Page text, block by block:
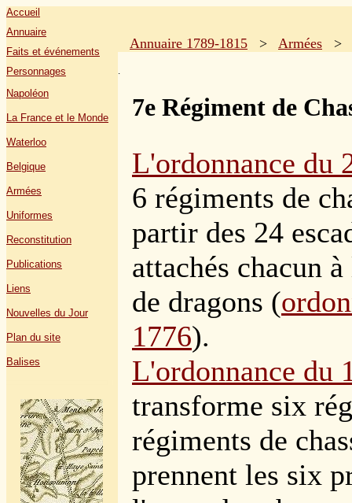
Accueil
Annuaire
Faits et événements
Personnages
Napoléon
La France et le Monde
Waterloo
Belgique
Armées
Uniformes
Reconstitution
Publications
Liens
Nouvelles du Jour
Plan du site
Balises
Annuaire 1789-1815 > Armées
.
7e Régiment de
L'ordonnance du
6 régiments de
partir des 24
attachés chacun
de dragons (
1776).
L'ordonnance du
transforme six
régiments de
prennent les six